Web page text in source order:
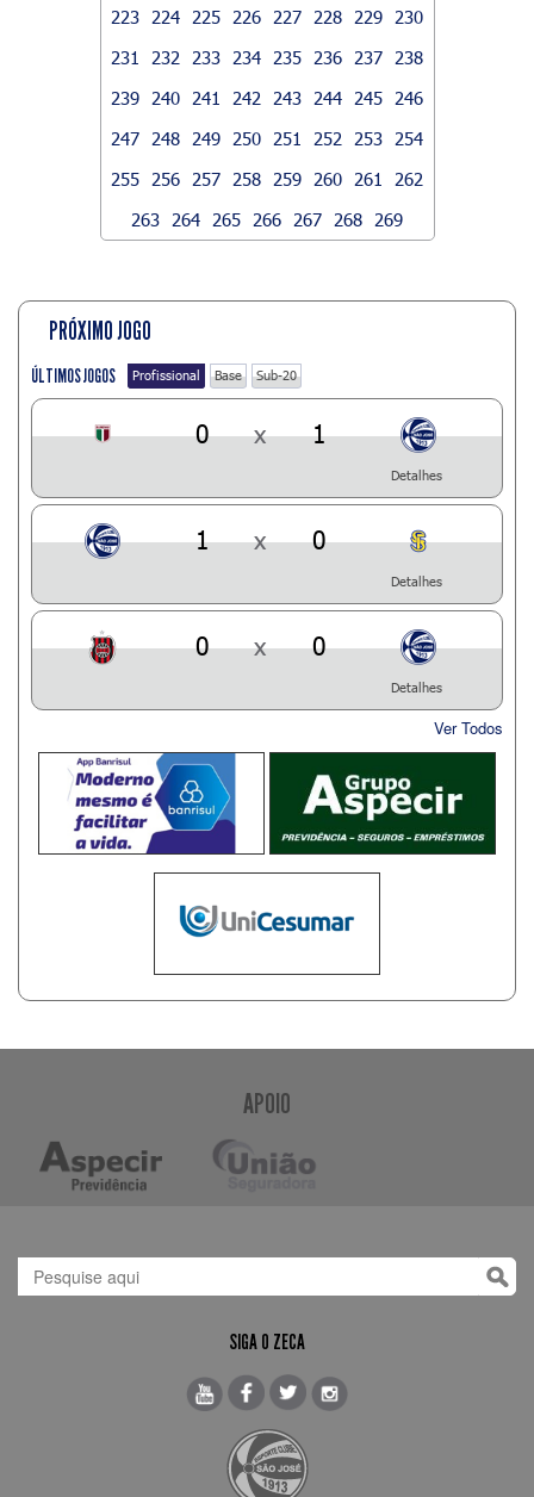
223
224 225 226 227 228 229
230
231
232 233 234 235 236 237
238
239
240 241 242 243 244 245
246
247
248 249 250 251 252 253
254
255
256 257 258 259 260 261
262
263
264 265 266 267 268 269
PRÓXIMO JOGO
ÚLTIMOS JOGOS Profissional Base Sub-20
0 x 1
Detalhes
1 x 0
Detalhes
0 x 0
Detalhes
Ver Todos
APOIO
SIGA O ZECA